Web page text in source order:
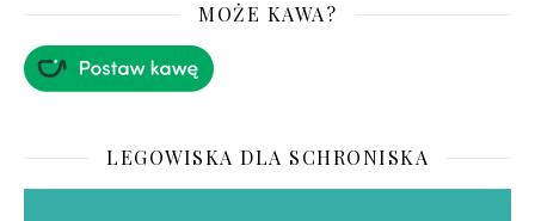
MOŻE KAWA?
LEGOWISKA DLA SCHRONISKA